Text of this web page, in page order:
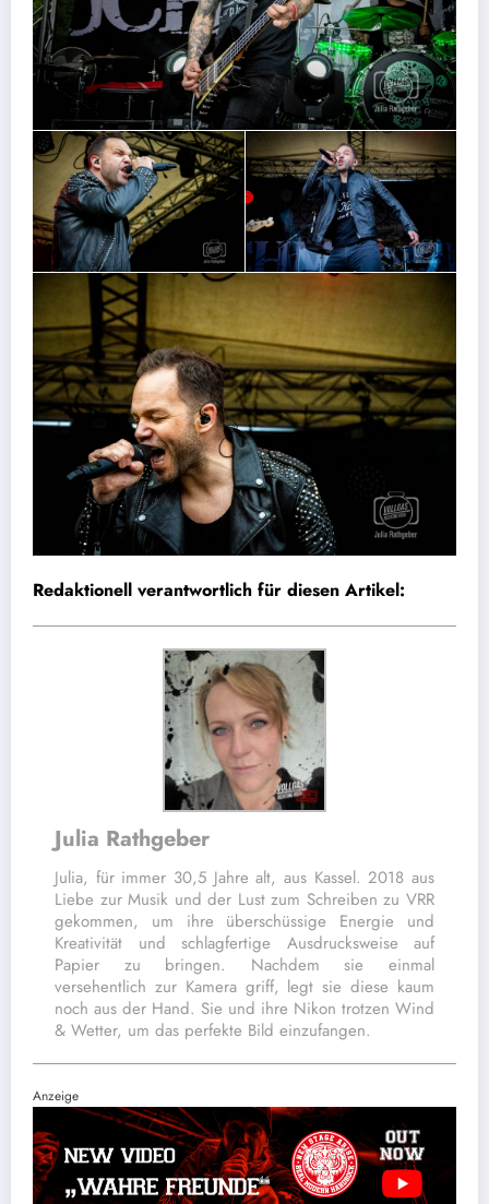
Redaktionell verantwortlich für diesen Artikel:
Julia Rathgeber
Julia, für immer 30,5 Jahre alt, aus Kassel. 2018 aus
Liebe zur Musik und der Lust zum Schreiben zu VRR
gekommen, um ihre überschüssige Energie und
Kreativität und schlagfertige Ausdrucksweise auf
Papier zu bringen. Nachdem sie einmal
versehentlich zur Kamera griff, legt sie diese kaum
noch aus der Hand. Sie und ihre Nikon trotzen Wind
& Wetter, um das perfekte Bild einzufangen.
Anzeige